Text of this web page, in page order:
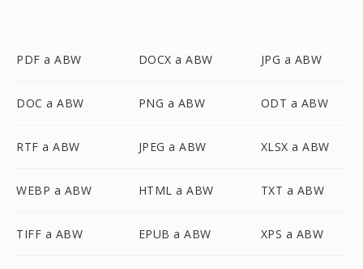
PDF a ABW DOCX a ABW JPG a ABW
DOC a ABW PNG a ABW ODT a ABW
RTF a ABW JPEG a ABW XLSX a ABW
WEBP a ABW HTML a ABW TXT a ABW
TIFF a ABW EPUB a ABW XPS a ABW